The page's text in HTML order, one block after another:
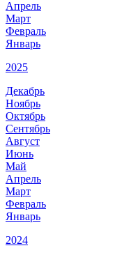
Апрель
Март
Февраль
Январь
2025
Декабрь
Ноябрь
Октябрь
Сентябрь
Август
Июнь
Май
Апрель
Март
Февраль
Январь
2024